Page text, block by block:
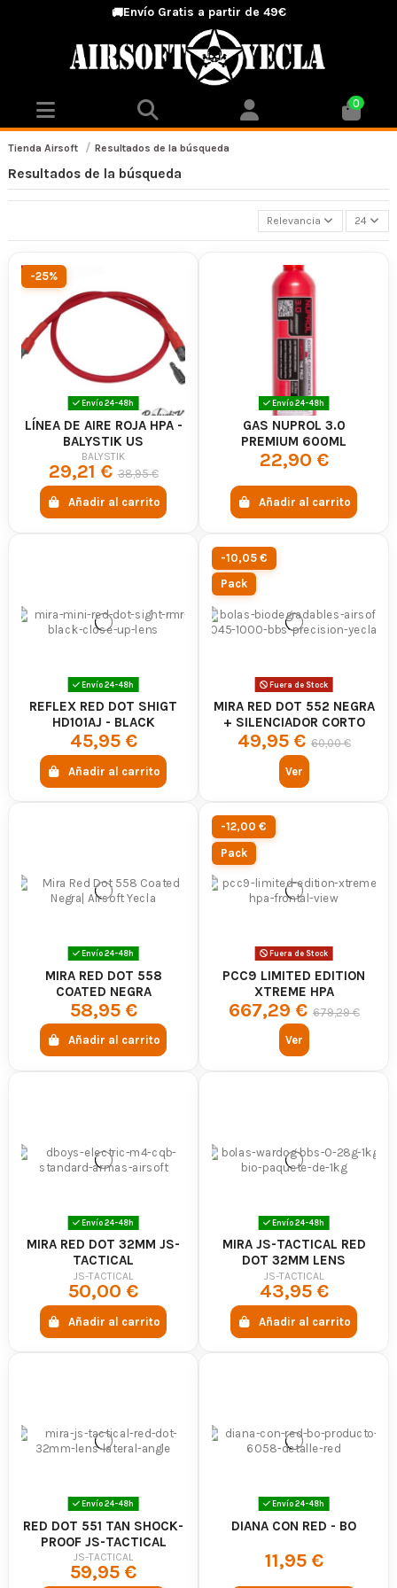
🚚Envío Gratis a partir de 49€
0
Tienda Airsoft Resultados de la búsqueda
Resultados de la búsqueda
Relevancia 24
-25%
Envío 24-48h
LÍNEA DE AIRE ROJA HPA -
BALYSTIK US
BALYSTIK
29,21 €38,95 €
Añadir al carrito
Envío 24-48h
GAS NUPROL 3.0
PREMIUM 600ML
22,90 €
Añadir al carrito
Envío 24-48h
REFLEX RED DOT SHIGT
HD101AJ - BLACK
45,95 €
Añadir al carrito
-10,05 €
Pack
Fuera de Stock
MIRA RED DOT 552 NEGRA
+ SILENCIADOR CORTO
AIRSOFT
49,95 € 60,00 €
Ver
Envío 24-48h
MIRA RED DOT 558
COATED NEGRA
58,95 €
Añadir al carrito
-12,00 €
Pack
Fuera de Stock
PCC9 LIMITED EDITION
XTREME HPA
667,29 € 679,29 €
Ver
Envío 24-48h
MIRA RED DOT 32MM JS-
TACTICAL
JS-TACTICAL
50,00 €
Añadir al carrito
Envío 24-48h
MIRA JS-TACTICAL RED
DOT 32MM LENS
JS-TACTICAL
43,95 €
Añadir al carrito
Envío 24-48h
RED DOT 551 TAN SHOCK-
PROOF JS-TACTICAL
JS-TACTICAL
59,95 €
Envío 24-48h
DIANA CON RED - BO
11,95 €